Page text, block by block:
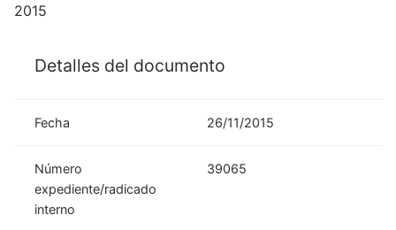
2015
Detalles del documento
Fecha 26/11/2015
Número
expediente/radicado
interno
39065